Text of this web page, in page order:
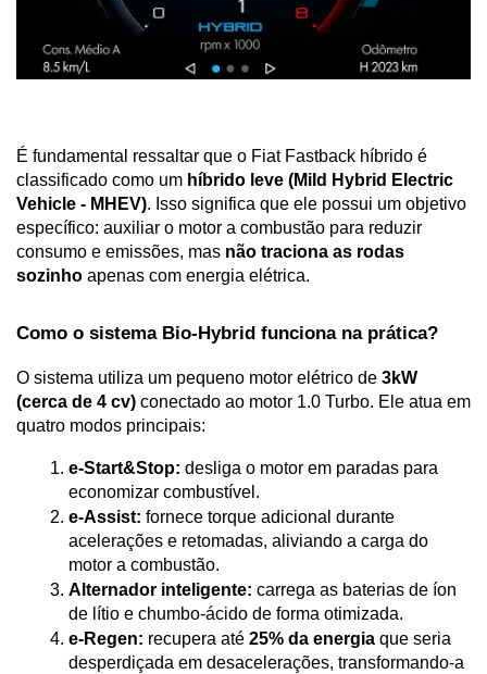
É fundamental ressaltar que o Fiat Fastback híbrido é
classificado como um híbrido leve (Mild Hybrid Electric
Vehicle - MHEV). Isso significa que ele possui um objetivo
específico: auxiliar o motor a combustão para reduzir
consumo e emissões, mas não traciona as rodas
sozinho apenas com energia elétrica.
Como o sistema Bio-Hybrid funciona na prática?
O sistema utiliza um pequeno motor elétrico de 3kW
(cerca de 4 cv) conectado ao motor 1.0 Turbo. Ele atua em
quatro modos principais:
e-Start&Stop: desliga o motor em paradas para
economizar combustível.
e-Assist: fornece torque adicional durante
acelerações e retomadas, aliviando a carga do
motor a combustão.
Alternador inteligente: carrega as baterias de íon
de lítio e chumbo-ácido de forma otimizada.
e-Regen: recupera até 25% da energia que seria
desperdiçada em desacelerações, transformando-a